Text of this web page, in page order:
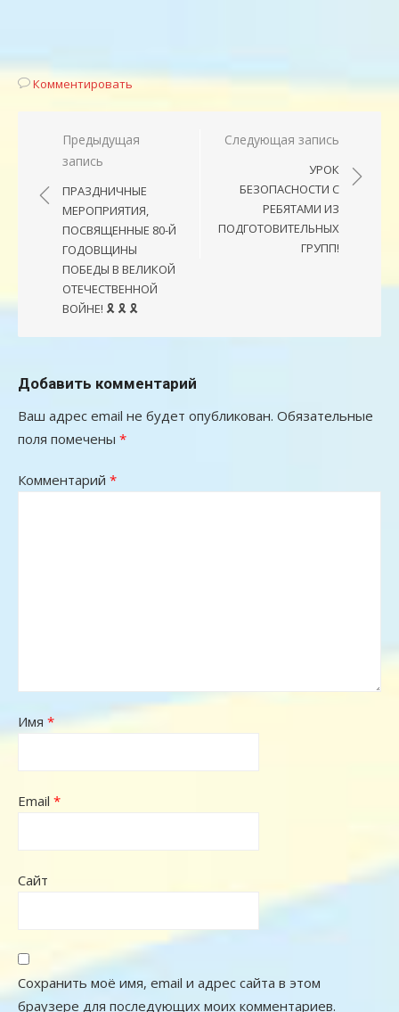
Комментировать
Навигация
записям
Предыдущая
запись
ПРАЗДНИЧНЫЕ
МЕРОПРИЯТИЯ,
ПОСВЯЩЕННЫЕ 80-Й
ГОДОВЩИНЫ
ПОБЕДЫ В ВЕЛИКОЙ
ОТЕЧЕСТВЕННОЙ
ВОЙНЕ! 🎗 🎗 🎗
Следующая запись
УРОК
БЕЗОПАСНОСТИ С
РЕБЯТАМИ ИЗ
ПОДГОТОВИТЕЛЬНЫХ
ГРУПП!
Добавить комментарий
Ваш адрес email не будет опубликован. Обязательные
поля помечены *
Комментарий *
Имя *
Email *
Сайт
Сохранить моё имя, email и адрес сайта в этом
браузере для последующих моих комментариев.